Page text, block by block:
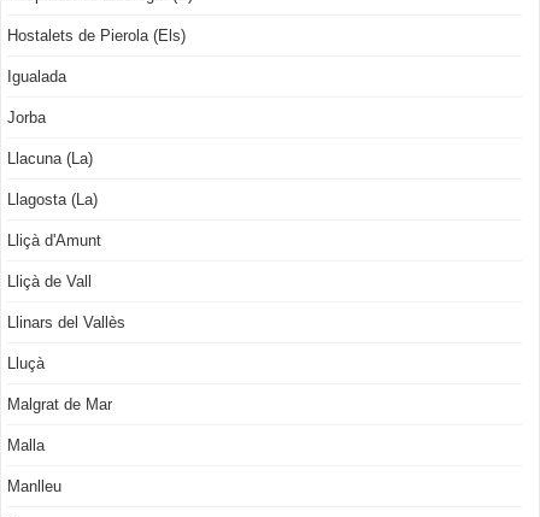
Hostalets de Pierola (Els)
Igualada
Jorba
Llacuna (La)
Llagosta (La)
Lliçà d'Amunt
Lliçà de Vall
Llinars del Vallès
Lluçà
Malgrat de Mar
Malla
Manlleu